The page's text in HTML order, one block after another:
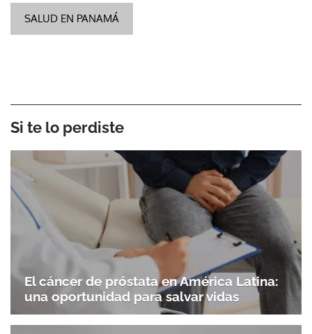
SALUD EN PANAMÁ
Si te lo perdiste
El cáncer de próstata en América Latina:
una oportunidad para salvar vidas